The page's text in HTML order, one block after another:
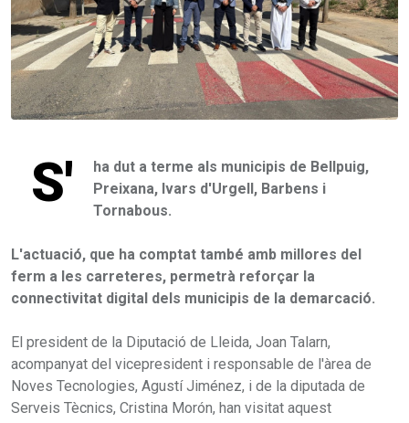
S'
ha dut a terme als municipis de Bellpuig,
Preixana, Ivars d'Urgell, Barbens i
Tornabous.
L'actuació, que ha comptat també amb millores del
ferm a les carreteres, permetrà reforçar la
connectivitat digital dels municipis de la demarcació.
El president de la Diputació de Lleida, Joan Talarn,
acompanyat del vicepresident i responsable de l'àrea de
Noves Tecnologies, Agustí Jiménez, i de la diputada de
Serveis Tècnics, Cristina Morón, han visitat aquest